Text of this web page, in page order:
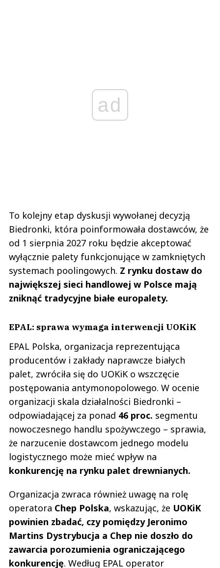
ad
To kolejny etap dyskusji wywołanej decyzją
Biedronki, która poinformowała dostawców, że
od 1 sierpnia 2027 roku będzie akceptować
wyłącznie palety funkcjonujące w zamkniętych
systemach poolingowych. Z rynku dostaw do
największej sieci handlowej w Polsce mają
zniknąć tradycyjne białe europalety.
EPAL: sprawa wymaga interwencji UOKiK
EPAL Polska, organizacja reprezentująca
producentów i zakłady naprawcze białych
palet, zwróciła się do UOKiK o wszczęcie
postępowania antymonopolowego. W ocenie
organizacji skala działalności Biedronki –
odpowiadającej za ponad 46 proc. segmentu
nowoczesnego handlu spożywczego – sprawia,
że narzucenie dostawcom jednego modelu
logistycznego może mieć wpływ na
konkurencję na rynku palet drewnianych.
Organizacja zwraca również uwagę na rolę
operatora Chep Polska, wskazując, że UOKiK
powinien zbadać, czy pomiędzy Jeronimo
Martins Dystrybucja a Chep nie doszło do
zawarcia porozumienia ograniczającego
konkurencję. Według EPAL operator